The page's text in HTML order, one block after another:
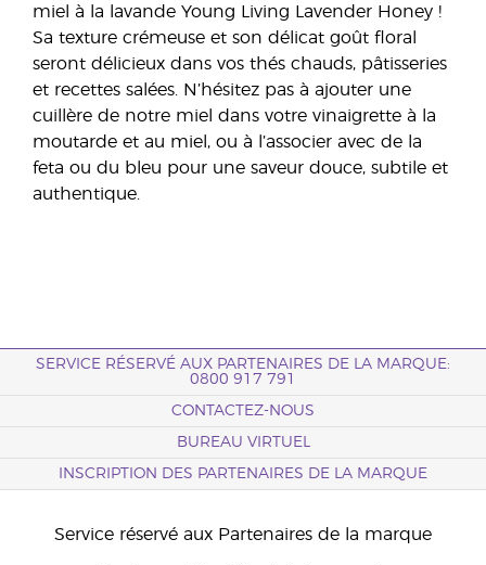
miel à la lavande Young Living Lavender Honey !
Sa texture crémeuse et son délicat goût floral
seront délicieux dans vos thés chauds, pâtisseries
et recettes salées. N’hésitez pas à ajouter une
cuillère de notre miel dans votre vinaigrette à la
moutarde et au miel, ou à l’associer avec de la
feta ou du bleu pour une saveur douce, subtile et
authentique.
SERVICE RÉSERVÉ AUX PARTENAIRES DE LA MARQUE:
0800 917 791
CONTACTEZ-NOUS
BUREAU VIRTUEL
INSCRIPTION DES PARTENAIRES DE LA MARQUE
Service réservé aux Partenaires de la marque